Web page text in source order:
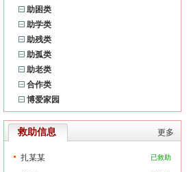
助困类
助学类
助残类
助孤类
助老类
合作类
博爱家园
更多
救助信息
已救助
扎某某